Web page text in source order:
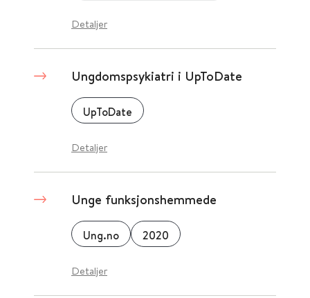
Detaljer
Ungdomspsykiatri i UpToDate
UpToDate
Detaljer
Unge funksjonshemmede
Ung.no 2020
Detaljer